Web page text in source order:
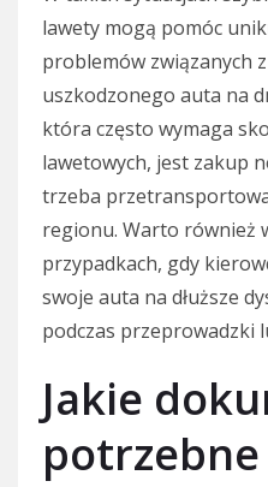
lawety mogą pomóc
problemów związanych
uszkodzonego auta na
która często wymaga
lawetowych, jest zakup
trzeba
regionu. Warto również
przypadkach, gdy
swoje auta na dłuższe
podczas przeprowadzki
Jakie